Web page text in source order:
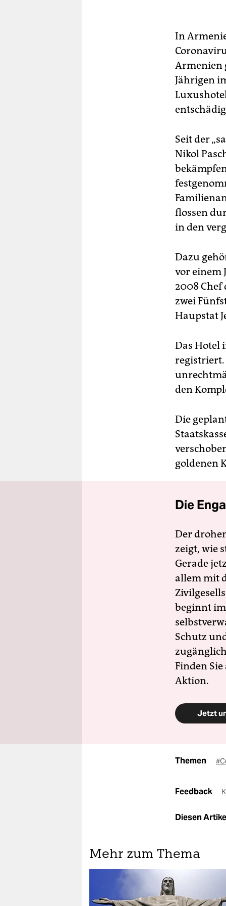
In
Armenien
Jährigen
Seit der
Nikol
flossen
in den
Dazu
vor einem
2008
zwei
Haupstat
Das Hotel
registriert.
den
Die
goldenen
Die
Der
zeigt, wie
Gerade
allem mit
beginnt
Schutz
Finden
Aktion.
Jetzt
Themen
Feedback
Diesen
Mehr zum Thema